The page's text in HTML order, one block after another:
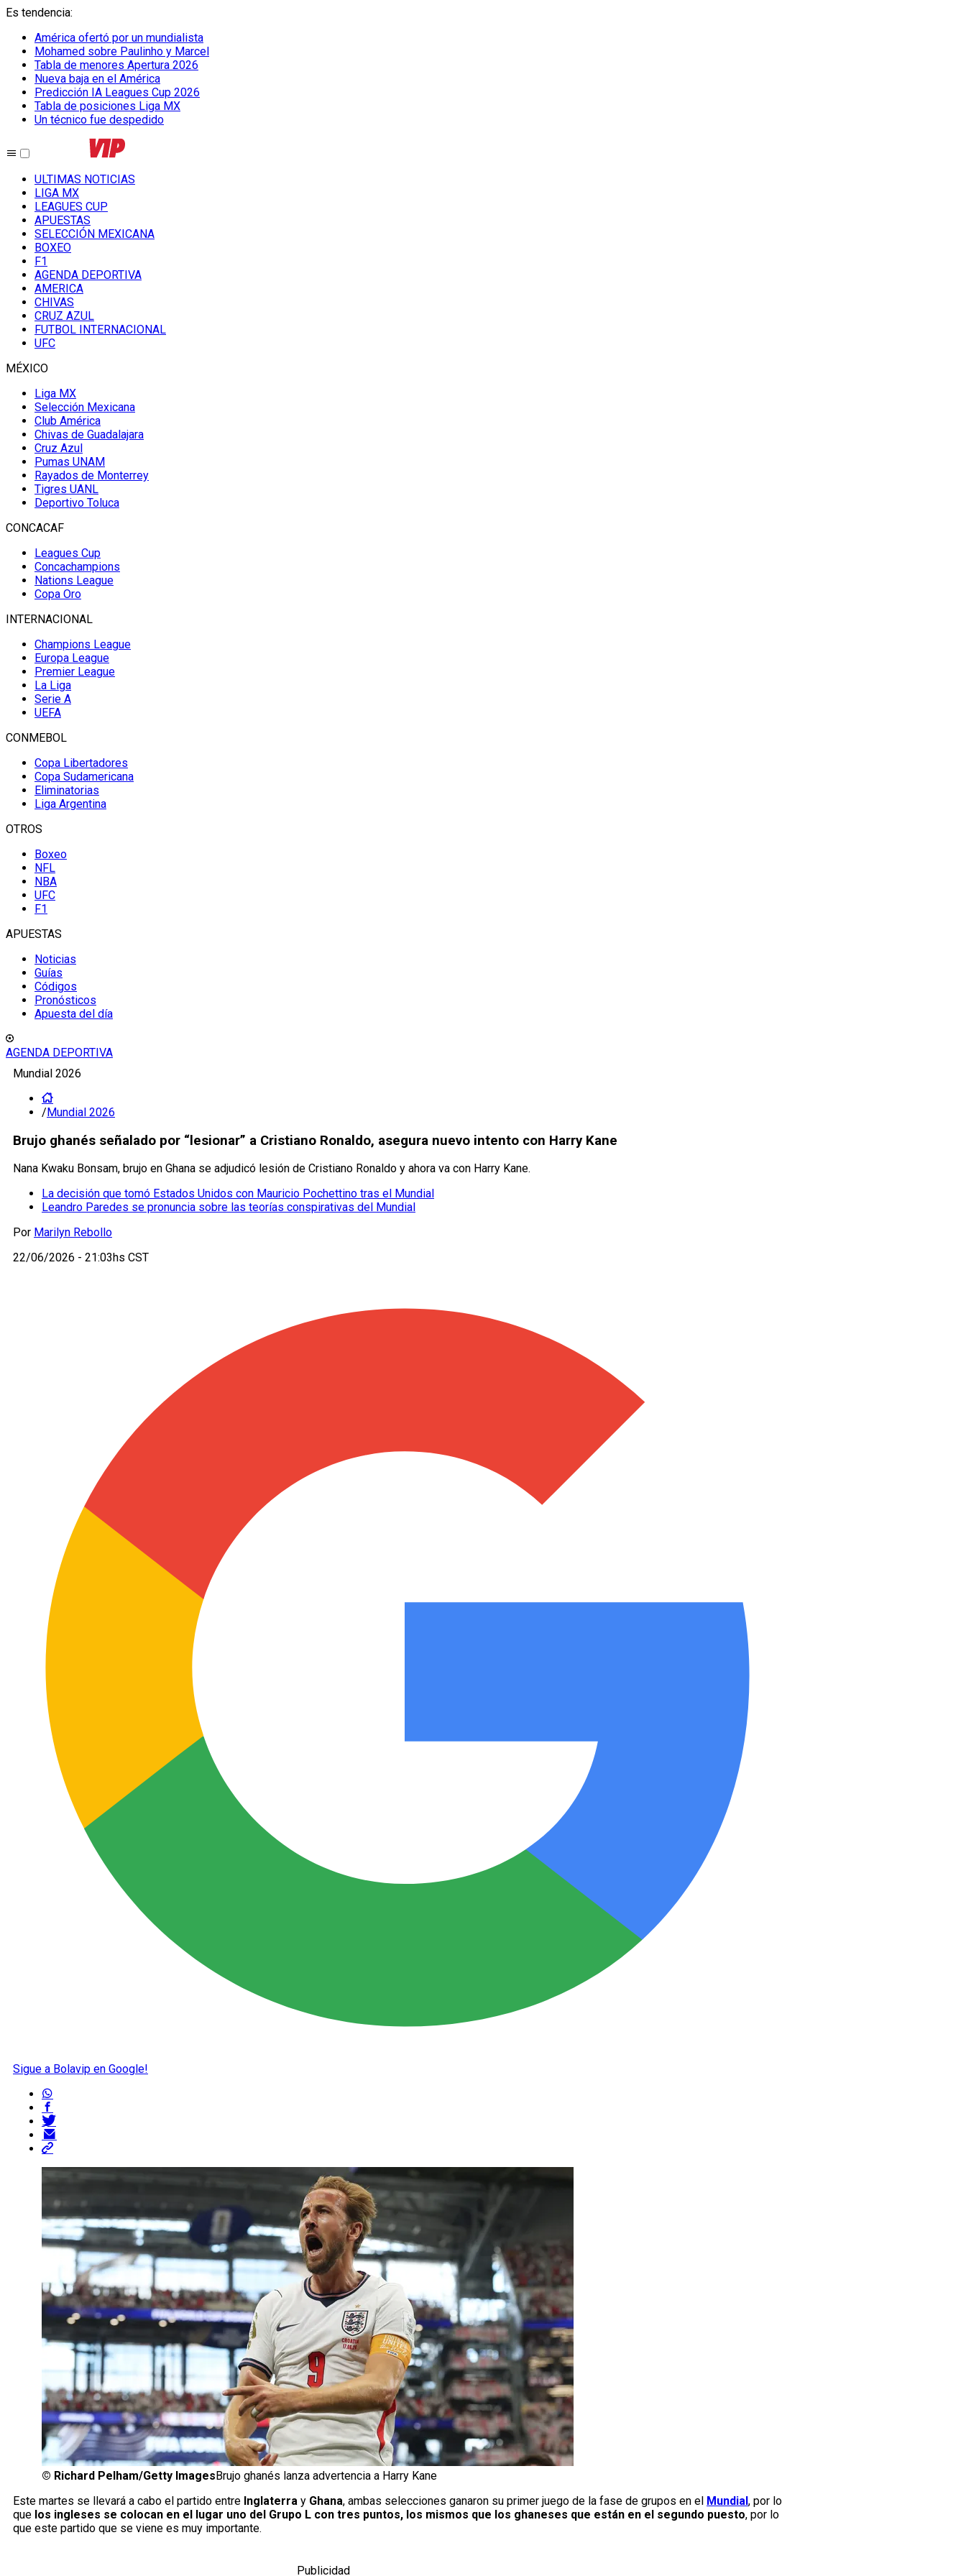
Es tendencia:
América ofertó por un mundialista
Mohamed sobre Paulinho y Marcel
Tabla de menores Apertura 2026
Nueva baja en el América
Predicción IA Leagues Cup 2026
Tabla de posiciones Liga MX
Un técnico fue despedido
ULTIMAS NOTICIAS
LIGA MX
LEAGUES CUP
APUESTAS
SELECCIÓN MEXICANA
BOXEO
F1
AGENDA DEPORTIVA
AMERICA
CHIVAS
CRUZ AZUL
FUTBOL INTERNACIONAL
UFC
MÉXICO
Liga MX
Selección Mexicana
Club América
Chivas de Guadalajara
Cruz Azul
Pumas UNAM
Rayados de Monterrey
Tigres UANL
Deportivo Toluca
CONCACAF
Leagues Cup
Concachampions
Nations League
Copa Oro
INTERNACIONAL
Champions League
Europa League
Premier League
La Liga
Serie A
UEFA
CONMEBOL
Copa Libertadores
Copa Sudamericana
Eliminatorias
Liga Argentina
OTROS
Boxeo
NFL
NBA
UFC
F1
APUESTAS
Noticias
Guías
Códigos
Pronósticos
Apuesta del día
AGENDA DEPORTIVA
Mundial 2026
/Mundial 2026
Brujo ghanés señalado por “lesionar” a Cristiano Ronaldo, asegura nuevo intento con Harry Kane
Nana Kwaku Bonsam, brujo en Ghana se adjudicó lesión de Cristiano Ronaldo y ahora va con Harry Kane.
La decisión que tomó Estados Unidos con Mauricio Pochettino tras el Mundial
Leandro Paredes se pronuncia sobre las teorías conspirativas del Mundial
Por Marilyn Rebollo
22/06/2026 - 21:03hs CST
Sigue a Bolavip en Google!
© Richard Pelham/Getty Images Brujo ghanés lanza advertencia a Harry Kane
Este martes se llevará a cabo el partido entre Inglaterra y Ghana, ambas selecciones ganaron su primer juego de la fase de grupos en el Mundial , por lo
que los ingleses se colocan en el lugar uno del Grupo L con tres puntos, los mismos que los ghaneses que están en el segundo puesto, por lo
que este partido que se viene es muy importante.
Publicidad